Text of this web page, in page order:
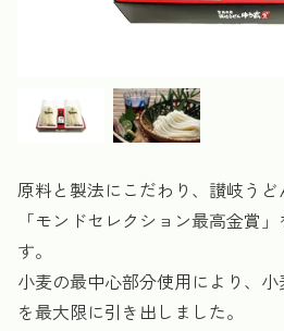
原料と製法にこだわり、讃岐うど
「モンドセレクション最高金賞
す。
小麦の最中心部分使用により、小
を最大限に引き出しました。